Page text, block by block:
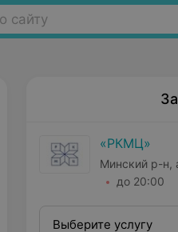
сайту
«РКМЦ»
Минский р-н,
до 20:00
Выберите услугу